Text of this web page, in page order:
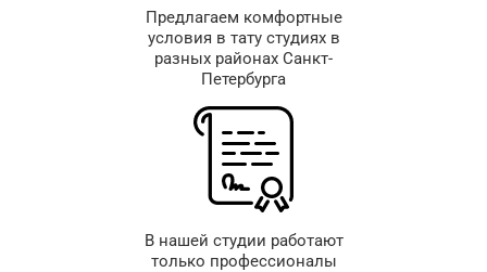
Предлагаем комфортные
условия в тату студиях в
разных районах Санкт-
Петербурга
В нашей студии работают
только профессионалы